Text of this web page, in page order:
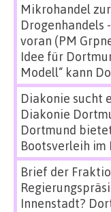
Mikrohandel
Drogenhandels
voran (PM
Idee für
Modell“ kann
Diakonie sucht
Diakonie
Dortmund
Bootsverleih im
Brief der
Innenstadt?